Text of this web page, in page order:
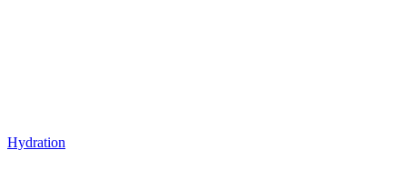
Hydration